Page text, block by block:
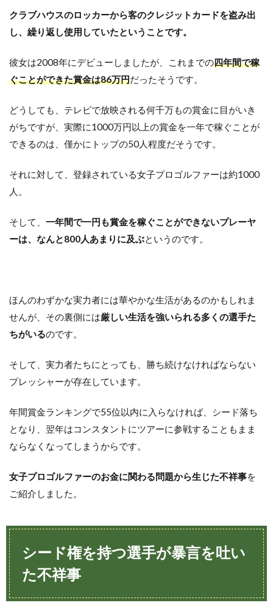
クラブハウスのロッカーから客のクレジットカードを盗み出
し、繰り返し使用していたということです。
彼女は2008年にデビューしましたが、これまでの四年間で稼
ぐことができた賞金は86万円だったそうです。
どうしても、テレビで放映される何千万もの賞金に目がいき
がちですが、実際に1000万円以上の賞金を一年で稼ぐことが
できるのは、僅かにトップの50人程度だそうです。
それに対して、登録されている女子プロゴルファーは約1000
人。
そして、 一年間で一円も賞金を稼ぐことができないプレーヤ
ーは、なんと800人あまりに及ぶというのです。
ほんのわずかな実力者には華やかな生活があるのかもしれま
せんが、その裏側には厳しい生活を強いられる多くの選手た
ちがいるのです。
そして、実力者たちにとっても、勝ち続けなければならない
プレッシャーが存在しています。
年間賞金ランキングで55位以内に入らなければ、シード落ち
となり、翌年はコンスタントにツアーに参戦することもまま
ならなくなってしまうからです。
女子プロゴルファーのお金に関わる問題から生じた不祥事を
ご紹介しました。
シード権を持つ選手が暴言を吐い
た不祥事